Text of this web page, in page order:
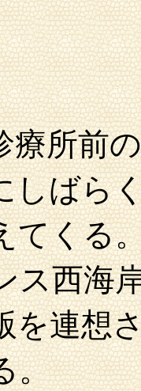
療所前
しばら
てくる
ス西海
を連想
。